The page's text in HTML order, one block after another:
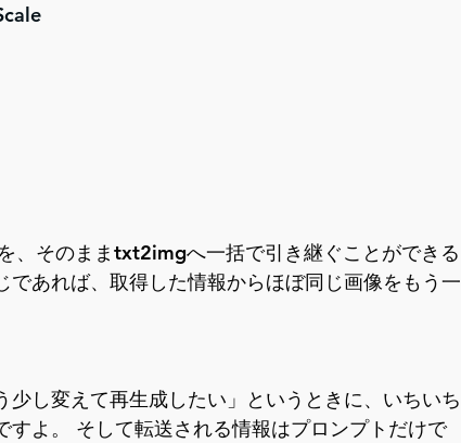
、そのままtxt2imgへ一括で引き継ぐことができる
あれば、取得した情報からほぼ同じ画像をもう一
少し変えて再生成したい」というときに、いちいち
よ。 そして転送される情報はプロンプトだけで